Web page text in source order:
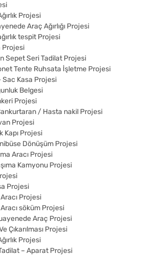
Projesi
Araç Ağırlığı Projesi
tespit Projesi
Projesi
Sepet Seri Tadilat Projesi
Tente Ruhsata İşletme Projesi
Sac Kasa Projesi
Belgesi
Projesi
/ Hasta nakil Projesi
Projesi
Kapı Projesi
Dönüşüm Projesi
Aracı Projesi
Kamyonu Projesi
Projesi
Projesi
söküm Projesi
Araç Projesi
Çıkarılması Projesi
Projesi
– Aparat Projesi